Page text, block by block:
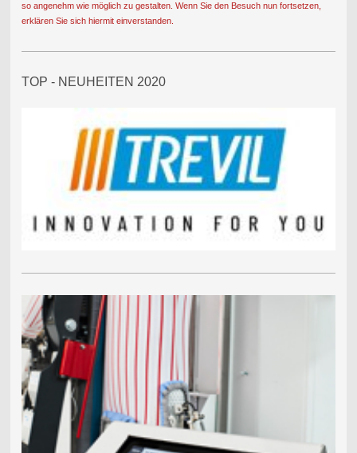
so angenehm wie möglich zu gestalten. Wenn Sie den Besuch nun fortsetzen,
erklären Sie sich hiermit einverstanden.
TOP - NEUHEITEN 2020